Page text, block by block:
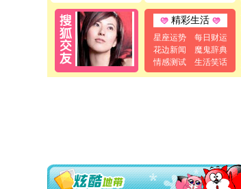
精彩生活
星座运势
每日财运
花边新闻
魔鬼辞典
情感测试
生活笑话